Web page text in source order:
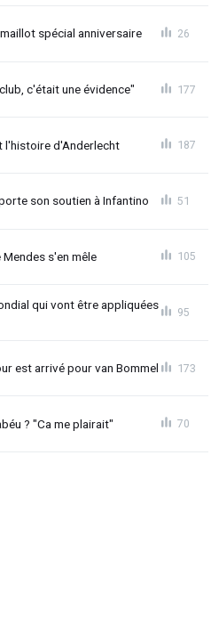
spécial anniversaire 26
c'était une évidence" 177
l'histoire d'Anderlecht 187
son soutien à Infantino 51
s'en mêle 105
qui vont être appliquées
95
est arrivé pour van Bommel 173
? "Ca me plairait" 70